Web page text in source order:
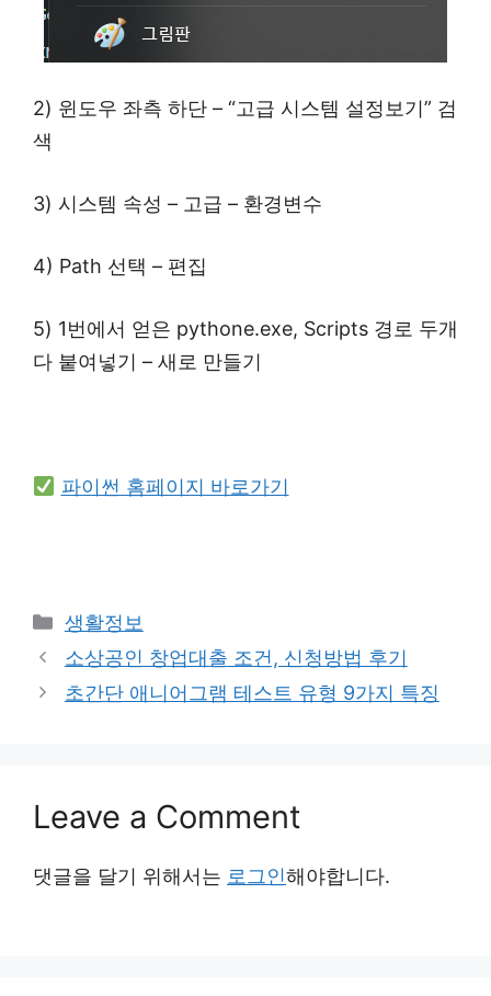
2) 윈도우 좌측 하단 – “고급 시스템 설정보기” 검
색
3) 시스템 속성 – 고급 – 환경변수
4) Path 선택 – 편집
5) 1번에서 얻은 pythone.exe, Scripts 경로 두개
다 붙여넣기 – 새로 만들기
파이썬 홈페이지 바로가기
Categories
생활정보
소상공인 창업대출 조건, 신청방법 후기
초간단 애니어그램 테스트 유형 9가지 특징
Leave a Comment
댓글을 달기 위해서는 로그인해야합니다.